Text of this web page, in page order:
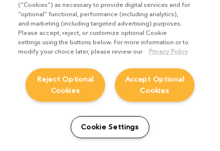
氏は、「Mariを使うことで非常にスピー
ディに作業が進められ、あざのバージ
ョンをいくつも提示して、監督が求める
表現レベルに絞り込むことができまし
た。アーティストはペイントの量や傷
の広がり、色の強さを自在に調整できた
のです」と語る。
(“Cookies”) as necessary to provide digital services and for
“optional” functional, performance (including analytics),
and marketing (including targeted advertising) purposes.
Please accept, reject, or customize optional Cookie
settings using the buttons below. For more information or to
modify your choice later, please review our
Privacy Policy
Accept Optional
Cookies
Reject Optional
Cookies
Cookie Settings